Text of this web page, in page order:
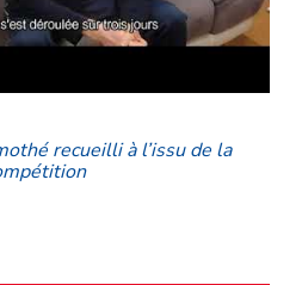
recueilli à l’issu de la